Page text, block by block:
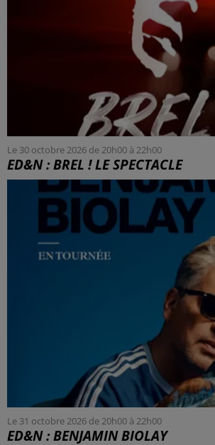
Le 30 octobre 2026 de 20h00 à 22h00
ED&N : BREL ! LE SPECTACLE
Le 31 octobre 2026 de 20h00 à 22h00
ED&N : BENJAMIN BIOLAY